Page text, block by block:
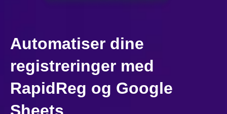
Automatiser dine
registreringer med
RapidReg og Google